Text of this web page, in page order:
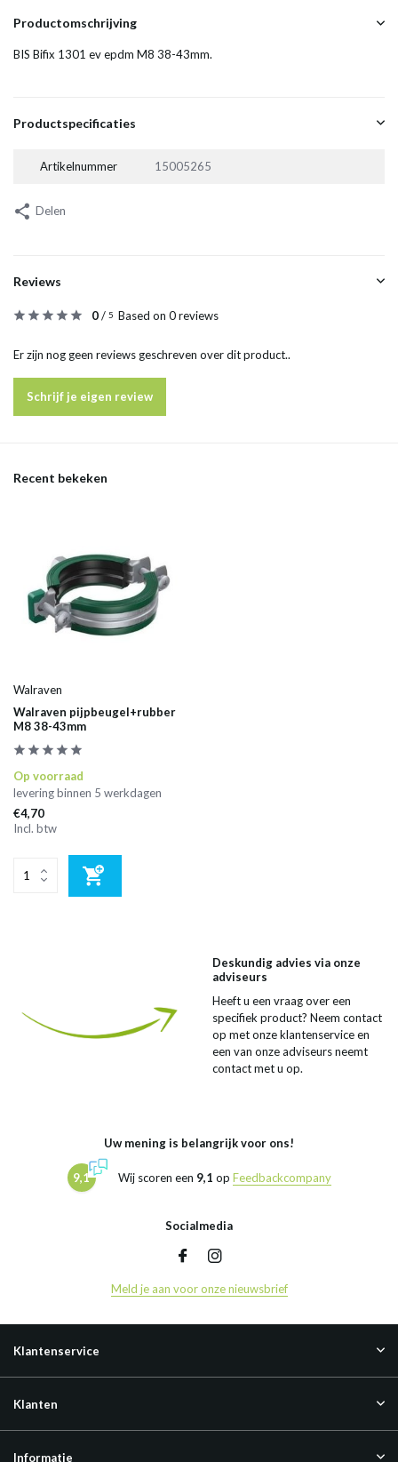
Productomschrijving
BIS Bifix 1301 ev epdm M8 38-43mm.
Productspecificaties
Artikelnummer 15005265
Delen
Reviews
0/ 5 Based on 0 reviews
Er zijn nog geen reviews geschreven over dit product..
Schrijf je eigen review
Recent bekeken
Walraven
Walraven pijpbeugel+rubber
M8 38-43mm
Op voorraad
levering binnen 5 werkdagen
€4,70
Incl. btw
Deskundig advies via onze
adviseurs
Heeft u een vraag over een
specifiek product? Neem contact
op met onze klantenservice en
een van onze adviseurs neemt
contact met u op.
Uw mening is belangrijk voor ons!
9,1 Wij scoren een 9,1 op Feedbackcompany
Socialmedia
Meld je aan voor onze nieuwsbrief
Klantenservice
Klanten
Informatie